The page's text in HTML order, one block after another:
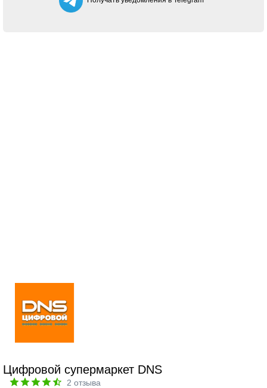
Цифровой супермаркет DNS
2 отзыва